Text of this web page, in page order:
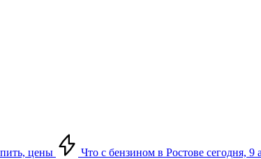
цены Что с бензином в Ростове сегодня, 9